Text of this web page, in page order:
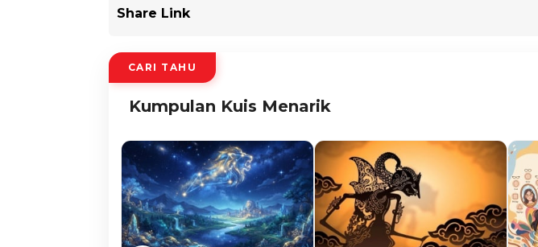
Share Link
CARI TAHU
Kumpulan Kuis Menarik